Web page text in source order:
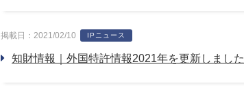
掲載日：2021/02/10 IPニュース
知財情報｜外国特許情報2021年を更新しました